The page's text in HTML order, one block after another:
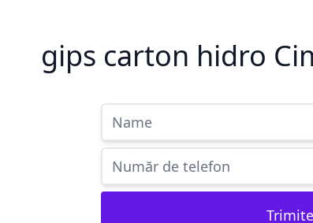
gips carton hidro
Trimite